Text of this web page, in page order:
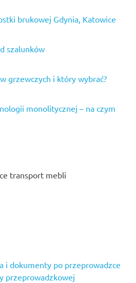
brukowej Gdynia, Katowice
szalunków
grzewczych i który wybrać?
monolitycznej – na czym
transport mebli
i dokumenty po przeprowadzce
przeprowadzkowej